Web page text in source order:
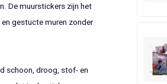
De muurstickers zijn het
gestucte muren zonder
schoon, droog, stof- en